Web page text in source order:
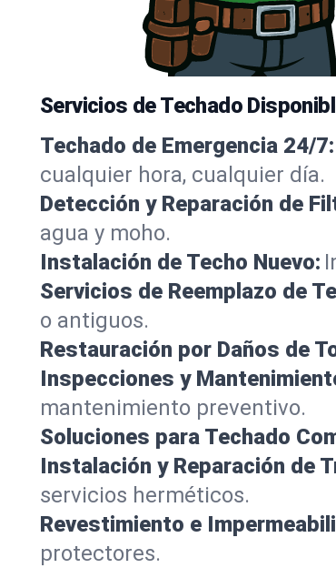
Servicios de Techado
Techado de Emergencia 24/7:
cualquier hora, cualquier día.
Detección y Reparación de
agua y moho.
Instalación de Techo Nuevo:
Servicios de Reemplazo de
o antiguos.
Restauración por Daños de
Inspecciones y
mantenimiento preventivo.
Soluciones para Techado
Instalación y Reparación de
servicios herméticos.
Revestimiento e
protectores.